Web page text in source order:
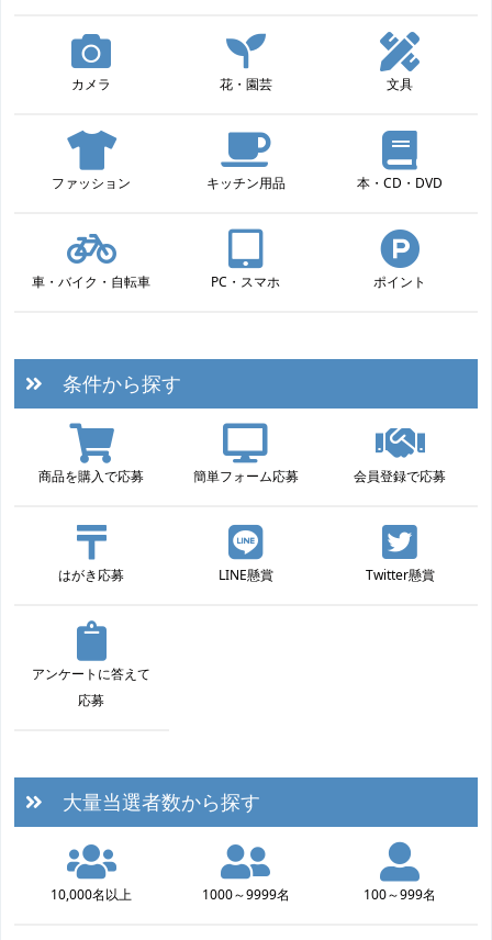
カメラ 花・園芸 文具
ファッション キッチン用品 本・CD・DVD
車・バイク・自転車 PC・スマホ ポイント
条件から探す
商品を購入で応募 簡単フォーム応募 会員登録で応募
はがき応募 LINE懸賞 Twitter懸賞
アンケートに答えて
応募
大量当選者数から探す
10,000名以上 1000～9999名 100～999名